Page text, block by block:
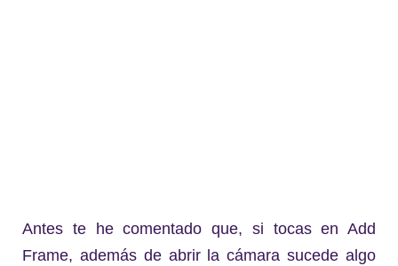
Antes te he comentado que, si tocas en Add
Frame, además de abrir la cámara sucede algo